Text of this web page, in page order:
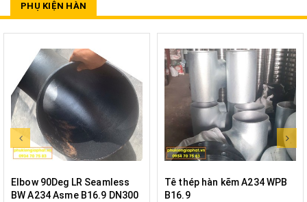
PHỤ KIỆN HÀN
Elbow 90Deg LR Seamless
BW A234 Asme B16.9 DN300
Tê thép hàn kẽm A234 WPB
B16.9